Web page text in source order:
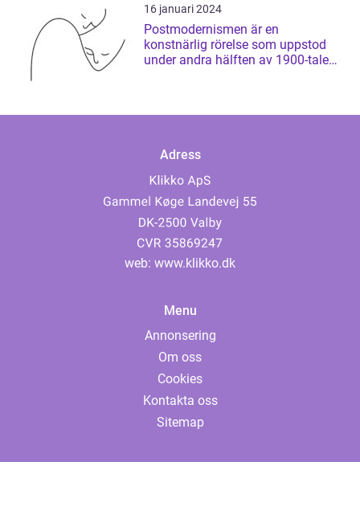
16 januari 2024
Postmodernismen är en
konstnärlig rörelse som uppstod
under andra hälften av 1900-talet
Adress
web: www.klikko.dk
Menu
Annonsering
Om oss
Cookies
Kontakta oss
Sitemap